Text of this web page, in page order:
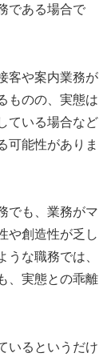
である場合で
客や案内業務が
ものの、実態は
ている場合など
可能性がありま
でも、業務がマ
や創造性が乏し
な職務では、
、実態との乖離
いるというだけ